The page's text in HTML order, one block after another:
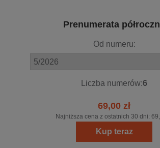
Prenumerata
Od numeru:
Liczba numerów:6
69,00 zł
Najniższa cena z ostatnich 30 dni:
Kup teraz